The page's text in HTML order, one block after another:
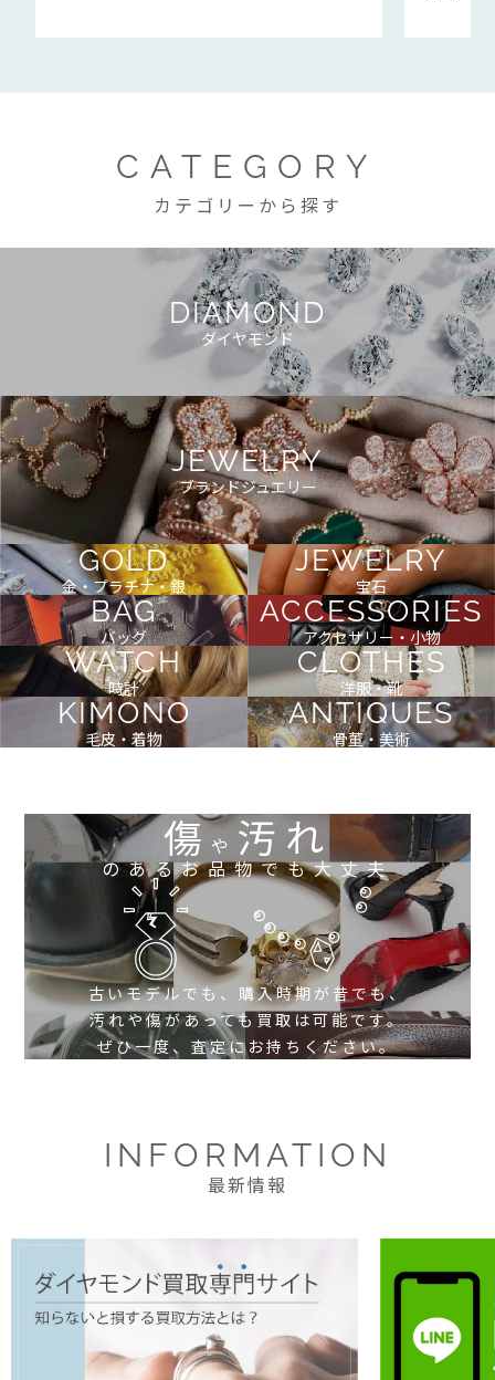
CATEGORY
カテゴリーから探す
DIAMOND
ダイヤモンド
JEWELRY
ブランドジュエリー
GOLD
金・プラチナ・銀
JEWELRY
宝石
BAG
バッグ
ACCESSORIES
アクセサリー・小物
WATCH
時計
CLOTHES
洋服・靴
KIMONO
毛皮・着物
ANTIQUES
骨董・美術
傷や 汚れ
のあるお品物でも大丈夫
古いモデルでも、購入時期が昔でも、
汚れや傷があっても買取は可能です。
ぜひ一度、査定にお持ちください。
INFORMATION
最新情報